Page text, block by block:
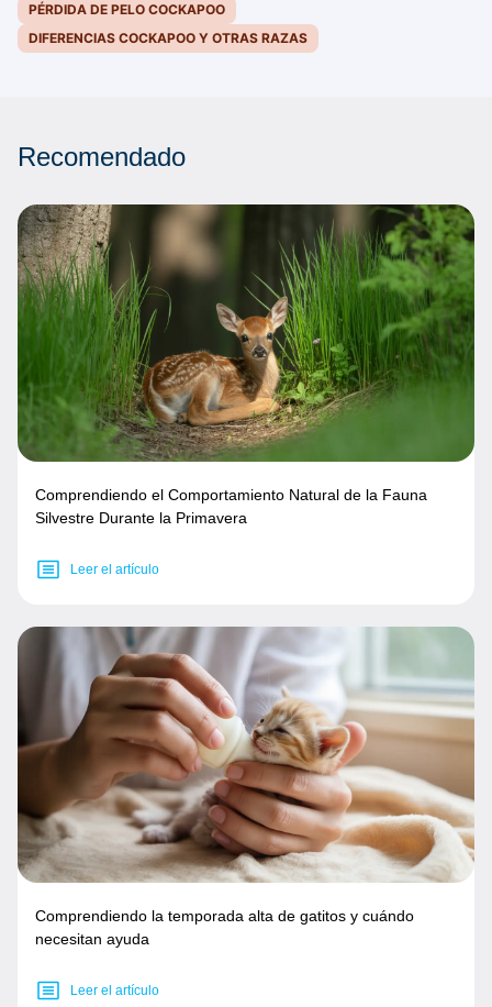
PÉRDIDA DE PELO COCKAPOO
DIFERENCIAS COCKAPOO Y OTRAS RAZAS
Recomendado
Comprendiendo el Comportamiento Natural de la Fauna
Silvestre Durante la Primavera
Leer el artículo
Comprendiendo la temporada alta de gatitos y cuándo
necesitan ayuda
Leer el artículo